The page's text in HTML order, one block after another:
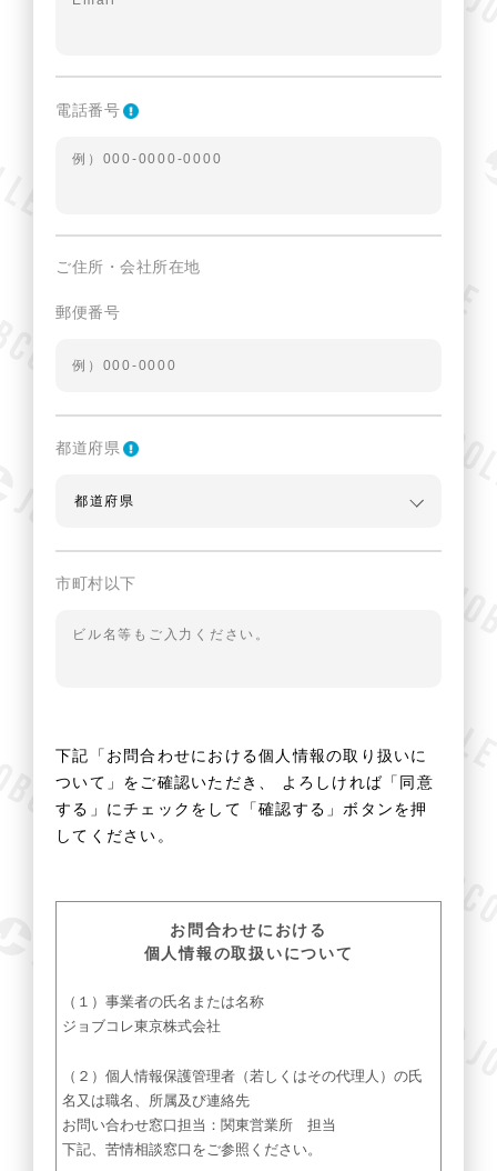
電話番号
ご住所・会社所在地
郵便番号
都道府県
市町村以下
下記「お問合わせにおける個人情報の取り扱いに
ついて」をご確認いただき、
よろしければ「同意
する」にチェックをして「確認する」ボタンを押
してください。
お問合わせにおける
個人情報の取扱いについて
（１） 事業者の氏名または名称
ジョブコレ東京株式会社
（２） 個人情報保護管理者（若しくはその代理人）の氏
名又は職名、所属及び連絡先
お問い合わせ窓口担当：関東営業所 担当
下記、苦情相談窓口をご参照ください。